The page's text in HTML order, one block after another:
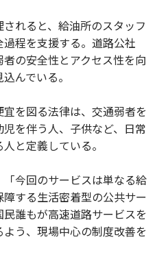
れると、給油所のスタッフ
程を支援する。道路公社
の安全性とアクセス性を向
んでいる。
を図る法律は、交通弱者を
を伴う人、子供など、日常
と定義している。
今回のサービスは単なる給
する生活密着型の公共サー
誰もが高速道路サービスを
う、現場中心の制度改善を